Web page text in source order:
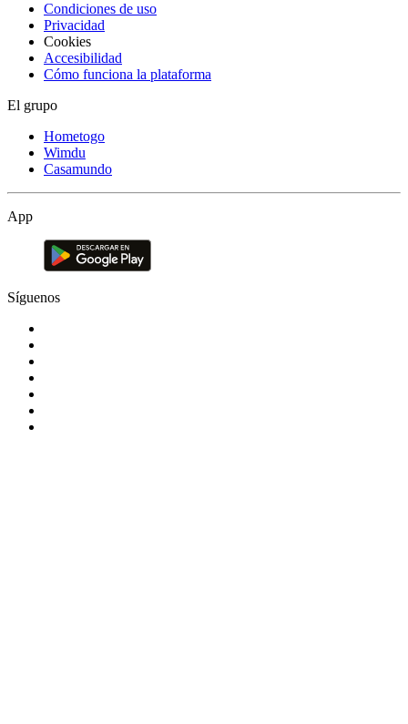
Condiciones de uso
Privacidad
Cookies
Accesibilidad
Cómo funciona la plataforma
El grupo
Hometogo
Wimdu
Casamundo
App
Síguenos